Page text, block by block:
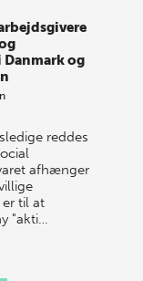
og
reddes
afhænger
er til at
"akti…